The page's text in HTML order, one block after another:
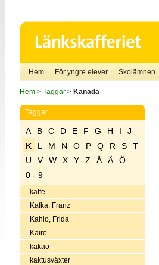
Hem För yngre elever Skolämnen
Hem> Taggar> Kanada
Taggar
A B C D E F G H I
J
K
L M N O P Q R S
T
U
V W X Y Z Å Ä
Ö
0 - 9
kaffe
Kafka, Franz
Kahlo, Frida
Kairo
kakao
kaktusväxter